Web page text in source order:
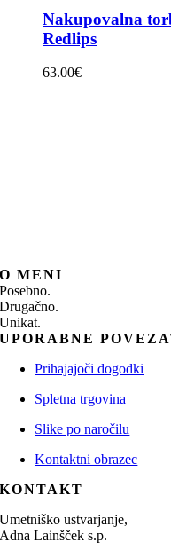
Nakupovalna
Redlips
63.00€
O MENI
Posebno.
Drugačno.
Unikat.
UPORABNE
Prihajajoči dogodki
Spletna trgovina
Slike po naročilu
Kontaktni obrazec
KONTAKT
Umetniško ustvarjanje,
Adna Lainšček s.p.